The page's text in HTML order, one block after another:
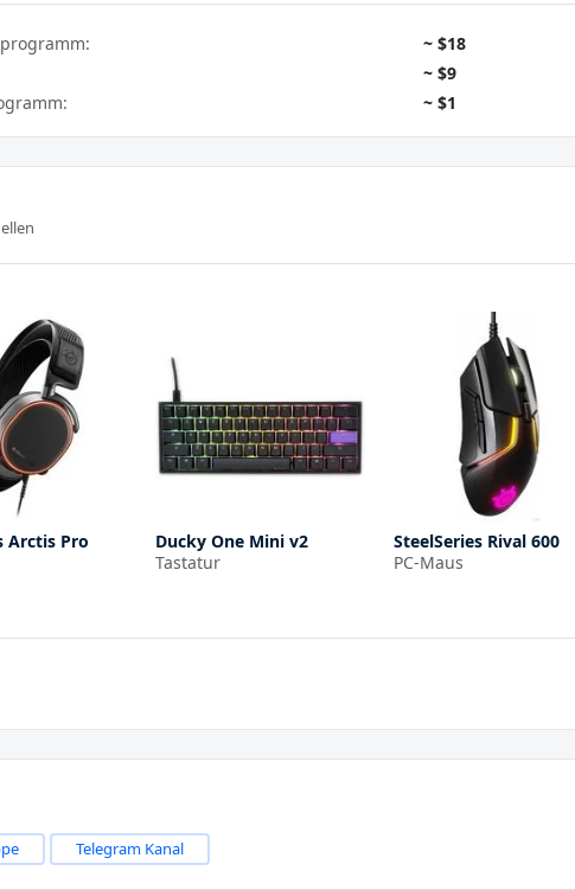
~ $18
~ $9
~ $1
Arctis Pro
Ducky One Mini v2
Tastatur
SteelSeries Rival 600
PC-Maus
Telegram Kanal